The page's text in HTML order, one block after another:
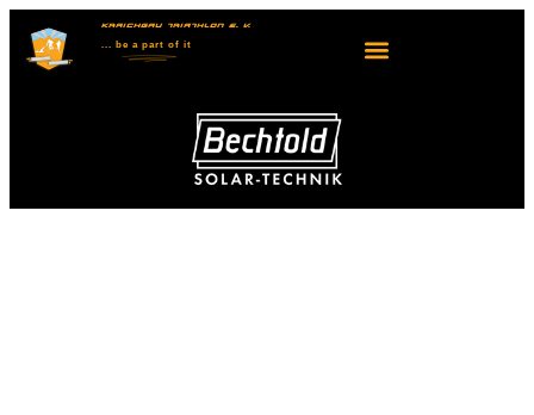
KRAICHGAU TRIATHLON E. V.
... bea part of it